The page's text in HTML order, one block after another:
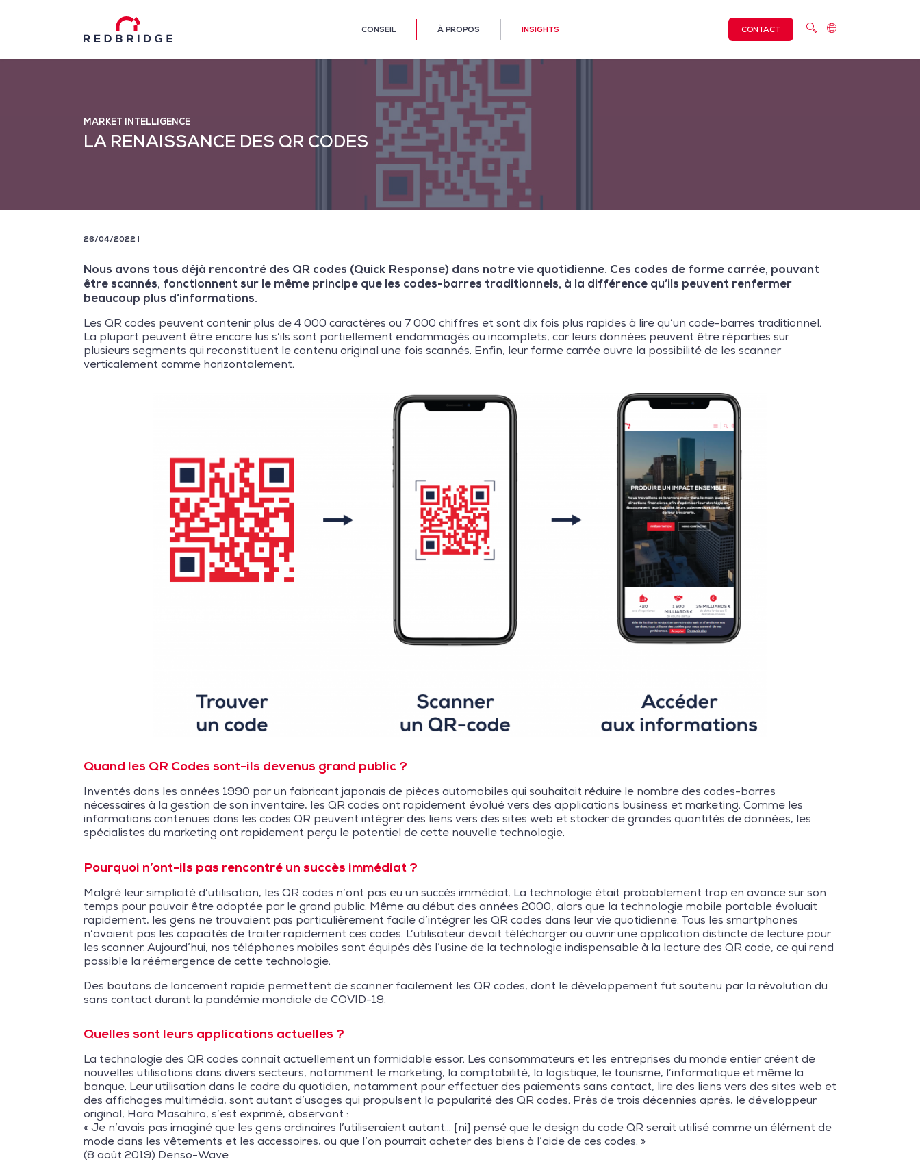
CONSEIL À PROPOS INSIGHTS CONTACT
MARKET INTELLIGENCE
LA RENAISSANCE DES QR CODES
26/04/2022
Nous avons tous déjà rencontré des QR codes (Quick Response) dans notre vie quotidienne. Ces codes de forme carrée, pouvant
être scannés, fonctionnent sur le même principe que les codes-barres traditionnels, à la différence qu’ils peuvent renfermer
beaucoup plus d’informations.
Les QR codes peuvent contenir plus de 4 000 caractères ou 7 000 chiffres et sont dix fois plus rapides à lire qu’un code-barres traditionnel.
La plupart peuvent être encore lus s’ils sont partiellement endommagés ou incomplets, car leurs données peuvent être réparties sur
plusieurs segments qui reconstituent le contenu original une fois scannés. Enfin, leur forme carrée ouvre la possibilité de les scanner
verticalement comme horizontalement.
Quand les QR Codes sont-ils devenus grand public ?
Inventés dans les années 1990 par un fabricant japonais de pièces automobiles qui souhaitait réduire le nombre des codes-barres
nécessaires à la gestion de son inventaire, les QR codes ont rapidement évolué vers des applications business et marketing. Comme les
informations contenues dans les codes QR peuvent intégrer des liens vers des sites web et stocker de grandes quantités de données, les
spécialistes du marketing ont rapidement perçu le potentiel de cette nouvelle technologie.
Pourquoi n’ont-ils pas rencontré un succès immédiat ?
Malgré leur simplicité d’utilisation, les QR codes n’ont pas eu un succès immédiat. La technologie était probablement trop en avance sur son
temps pour pouvoir être adoptée par le grand public. Même au début des années 2000, alors que la technologie mobile portable évoluait
rapidement, les gens ne trouvaient pas particulièrement facile d’intégrer les QR codes dans leur vie quotidienne. Tous les smartphones
n’avaient pas les capacités de traiter rapidement ces codes. L’utilisateur devait télécharger ou ouvrir une application distincte de lecture pour
les scanner. Aujourd’hui, nos téléphones mobiles sont équipés dès l’usine de la technologie indispensable à la lecture des QR code, ce qui rend
possible la réémergence de cette technologie.
Des boutons de lancement rapide permettent de scanner facilement les QR codes, dont le développement fut soutenu par la révolution du
sans contact durant la pandémie mondiale de COVID-19.
Quelles sont leurs applications actuelles ?
La technologie des QR codes connaît actuellement un formidable essor. Les consommateurs et les entreprises du monde entier créent de
nouvelles utilisations dans divers secteurs, notamment le marketing, la comptabilité, la logistique, le tourisme, l’informatique et même la
banque. Leur utilisation dans le cadre du quotidien, notamment pour effectuer des paiements sans contact, lire des liens vers des sites web et
des affichages multimédia, sont autant d’usages qui propulsent la popularité des QR codes. Près de trois décennies après, le développeur
original, Hara Masahiro, s’est exprimé, observant :
« Je n’avais pas imaginé que les gens ordinaires l’utiliseraient autant… [ni] pensé que le design du code QR serait utilisé comme un élément de
mode dans les vêtements et les accessoires, ou que l’on pourrait acheter des biens à l’aide de ces codes. »
(8 août 2019) Denso-Wave